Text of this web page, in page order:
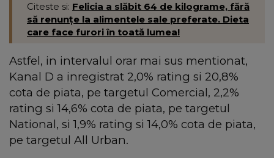
Citeste si: Felicia a slăbit 64 de kilograme, fără
să renunțe la alimentele sale preferate. Dieta
care face furori în toată lumea!
Astfel, in intervalul orar mai sus mentionat,
Kanal D a inregistrat 2,0% rating si 20,8%
cota de piata, pe targetul Comercial, 2,2%
rating si 14,6% cota de piata, pe targetul
National, si 1,9% rating si 14,0% cota de piata,
pe targetul All Urban.